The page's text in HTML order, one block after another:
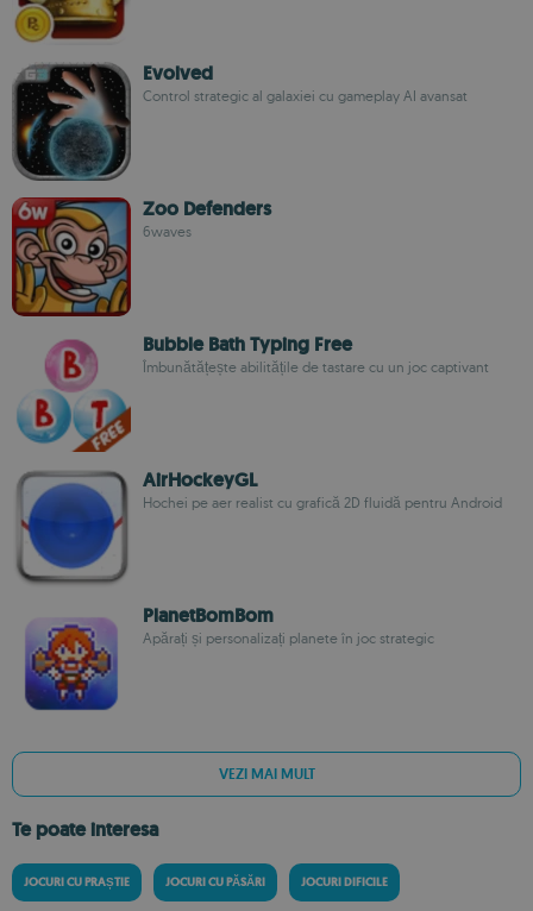
Evolved
Control strategic al galaxiei cu gameplay AI avansat
Zoo Defenders
6waves
Bubble Bath Typing Free
Îmbunătățește abilitățile de tastare cu un joc captivant
AirHockeyGL
Hochei pe aer realist cu grafică 2D fluidă pentru Android
PlanetBomBom
Apărați și personalizați planete în joc strategic
VEZI MAI MULT
Te poate interesa
JOCURI CU PRAȘTIE JOCURI CU PĂSĂRI JOCURI DIFICILE